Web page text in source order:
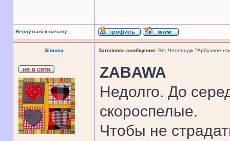
Вернуться к началу
Simona Заголовок сообщения: Re: Челлендж "Арбузное
ZABAWA
Недолго. До
скороспелые.
Чтобы не